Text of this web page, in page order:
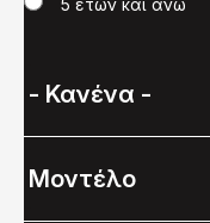
5 ετών και άνω